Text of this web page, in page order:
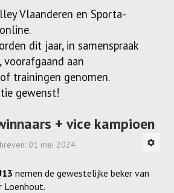
Vlaanderen en Sporta-
dit jaar, in samenspraak
aan
trainingen genomen.
gewenst!
+ vice kampioen
01 mei 2024
nemen de gewestelijke beker van
Loenhout.